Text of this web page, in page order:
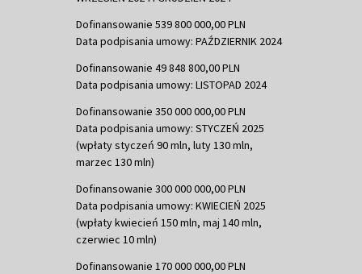
Dofinansowanie 539 800 000,00 PLN
Data podpisania umowy: PAŹDZIERNIK 2024
Dofinansowanie 49 848 800,00 PLN
Data podpisania umowy: LISTOPAD 2024
Dofinansowanie 350 000 000,00 PLN
Data podpisania umowy: STYCZEŃ 2025
(wpłaty styczeń 90 mln, luty 130 mln,
marzec 130 mln)
Dofinansowanie 300 000 000,00 PLN
Data podpisania umowy: KWIECIEŃ 2025
(wpłaty kwiecień 150 mln, maj 140 mln,
czerwiec 10 mln)
Dofinansowanie 170 000 000,00 PLN